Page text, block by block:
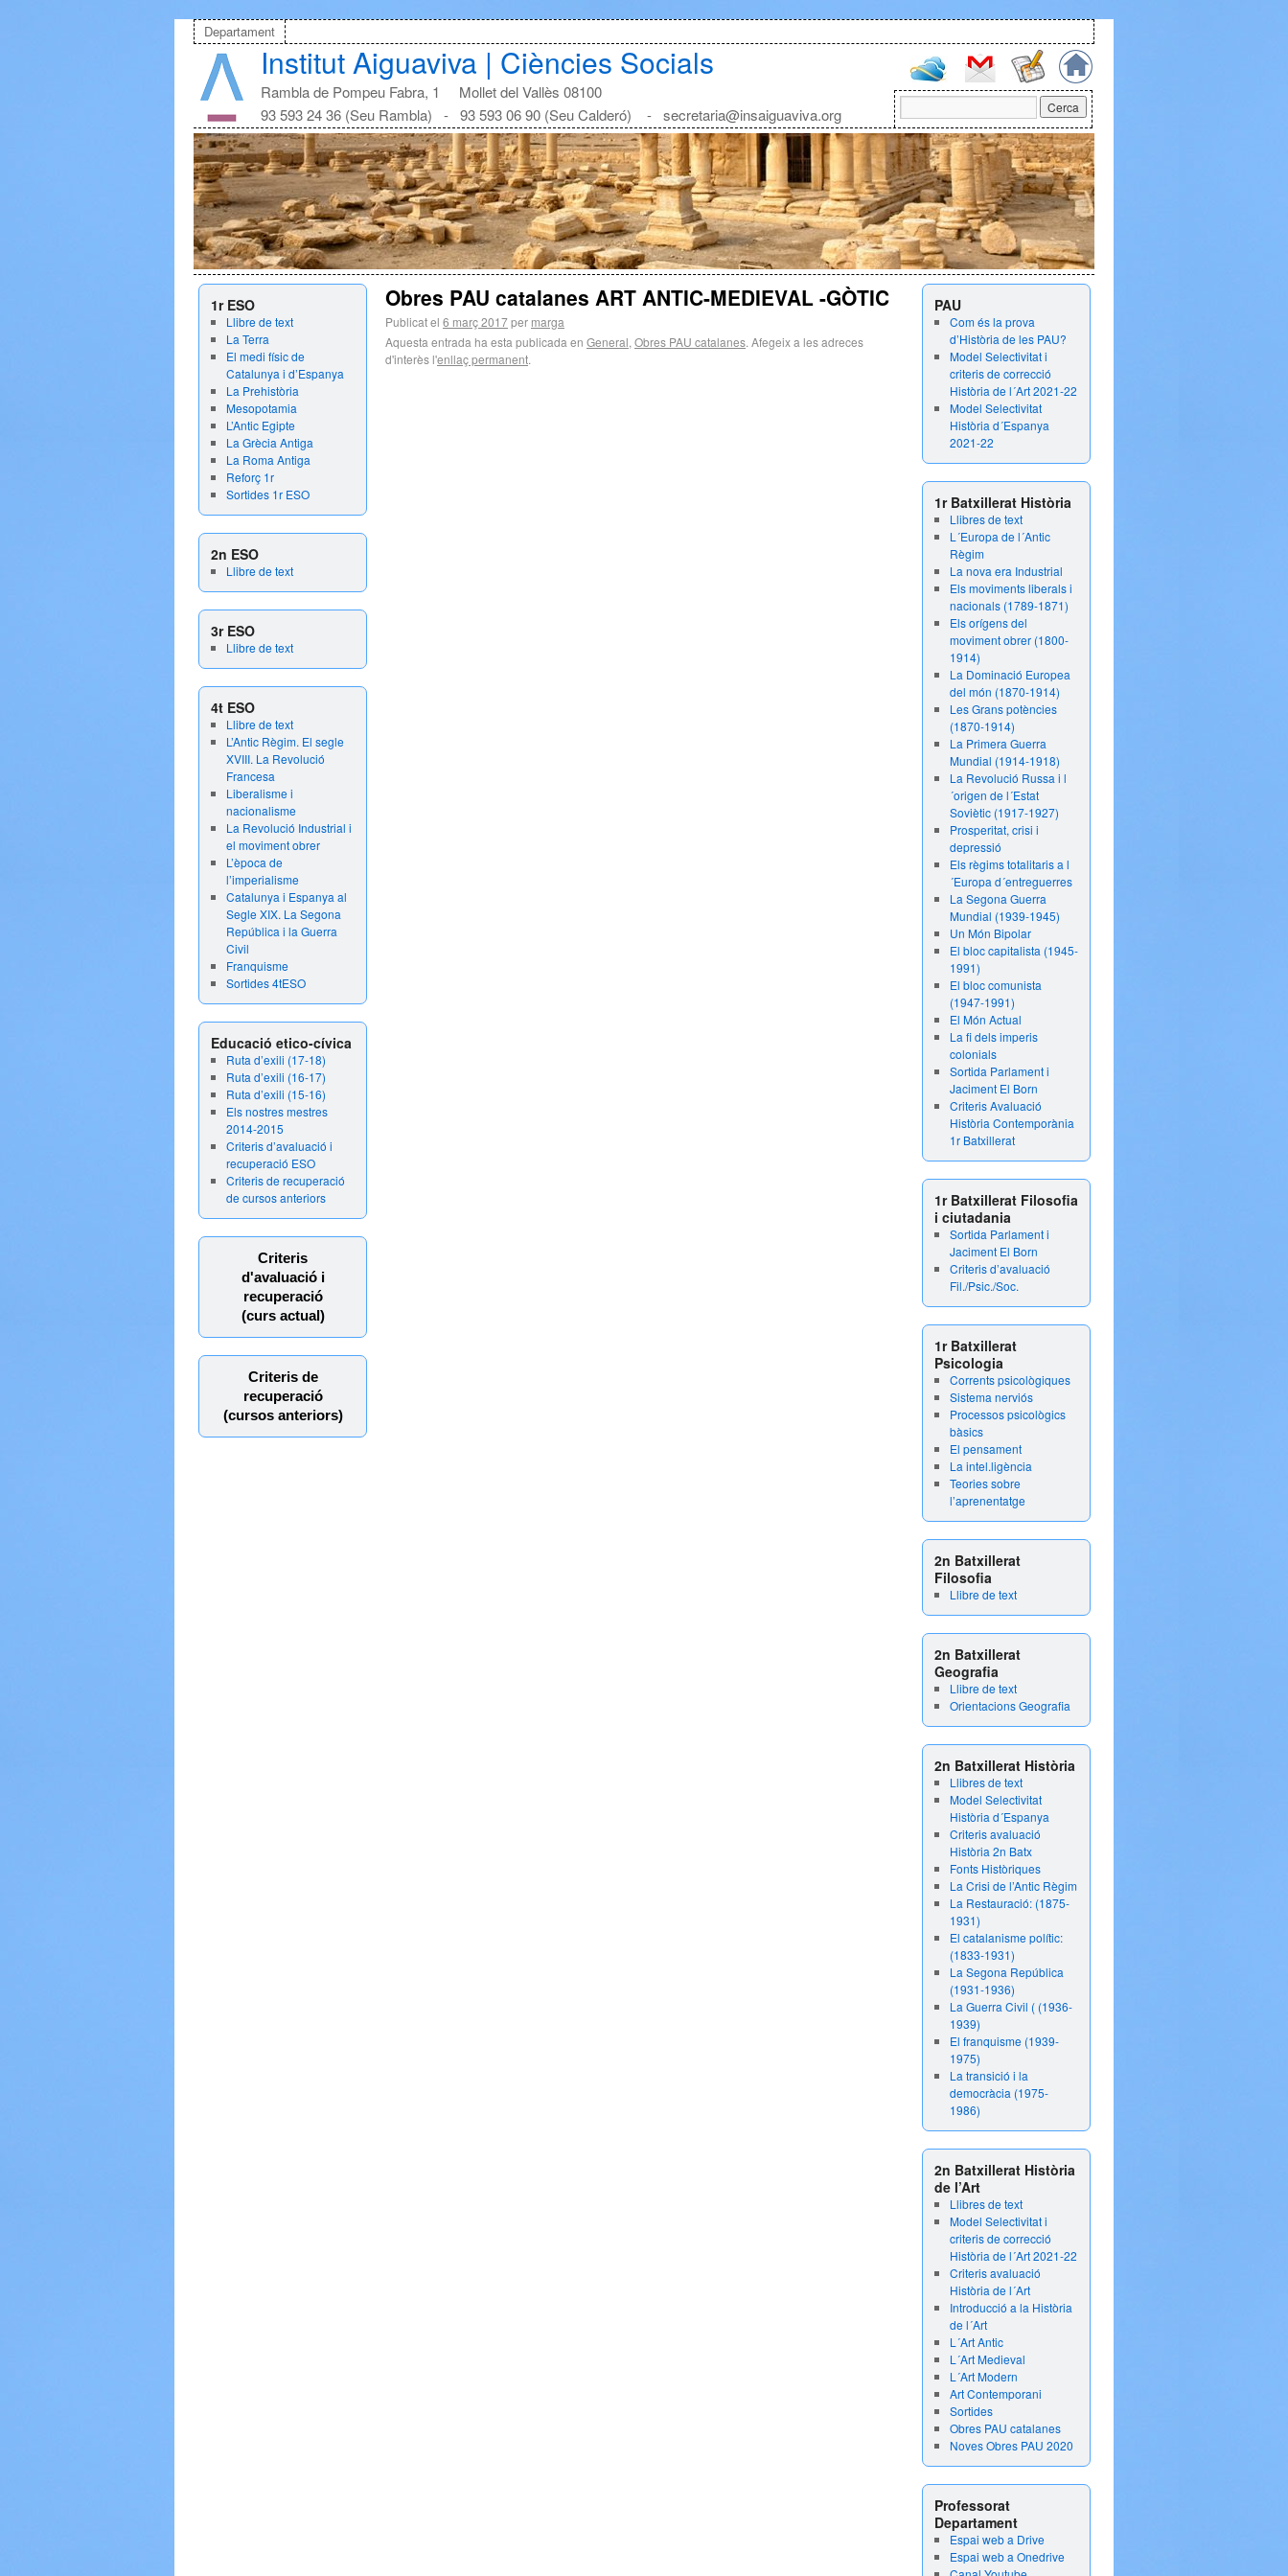
Departament
Institut Aiguaviva | Ciències Socials
Rambla de Pompeu Fabra, 1 Mollet del Vallès 08100
93 593 24 36 (Seu Rambla) - 93 593 06 90 (Seu Calderó) - secretaria@insaiguaviva.org
1r ESO
Llibre de text
La Terra
El medi físic de
Catalunya i d’Espanya
La Prehistòria
Mesopotamia
L’Antic Egipte
La Grècia Antiga
La Roma Antiga
Reforç 1r
Sortides 1r ESO
2n ESO
Llibre de text
3r ESO
Llibre de text
4t ESO
Llibre de text
L’Antic Règim. El segle
XVIII. La Revolució
Francesa
Liberalisme i
nacionalisme
La Revolució Industrial i
el moviment obrer
L’època de
l’imperialisme
Catalunya i Espanya al
Segle XIX. La Segona
República i la Guerra
Civil
Franquisme
Sortides 4tESO
Educació etico-cívica
Ruta d’exili (17-18)
Ruta d’exili (16-17)
Ruta d’exili (15-16)
Els nostres mestres
2014-2015
Criteris d’avaluació i
recuperació ESO
Criteris de recuperació
de cursos anteriors
Criteris
d'avaluació i
recuperació
(curs actual)
Criteris de
recuperació
(cursos anteriors)
PAU
Com és la prova
d’Història de les PAU?
Model Selectivitat i
criteris de correcció
Història de l´Art 2021-22
Model Selectivitat
Història d´Espanya
2021-22
1r Batxillerat Història
Llibres de text
L´Europa de l´Antic
Règim
La nova era Industrial
Els moviments liberals i
nacionals (1789-1871)
Els orígens del
moviment obrer (1800-
1914)
La Dominació Europea
del món (1870-1914)
Les Grans potències
(1870-1914)
La Primera Guerra
Mundial (1914-1918)
La Revolució Russa i l
´origen de l´Estat
Soviètic (1917-1927)
Prosperitat, crisi i
depressió
Els règims totalitaris a l
´Europa d´entreguerres
La Segona Guerra
Mundial (1939-1945)
Un Món Bipolar
El bloc capitalista (1945-
1991)
El bloc comunista
(1947-1991)
El Món Actual
La fi dels imperis
colonials
Sortida Parlament i
Jaciment El Born
Criteris Avaluació
Història Contemporània
1r Batxillerat
1r Batxillerat Filosofia
i ciutadania
Sortida Parlament i
Jaciment El Born
Criteris d’avaluació
Fil./Psic./Soc.
1r Batxillerat
Psicologia
Corrents psicològiques
Sistema nerviós
Processos psicològics
bàsics
El pensament
La intel.ligència
Teories sobre
l’aprenentatge
2n Batxillerat
Filosofia
Llibre de text
2n Batxillerat
Geografia
Llibre de text
Orientacions Geografia
2n Batxillerat Història
Llibres de text
Model Selectivitat
Història d´Espanya
Criteris avaluació
Història 2n Batx
Fonts Històriques
La Crisi de l’Antic Règim
La Restauració: (1875-
1931)
El catalanisme polític:
(1833-1931)
La Segona República
(1931-1936)
La Guerra Civil ( (1936-
1939)
El franquisme (1939-
1975)
La transició i la
democràcia (1975-
1986)
2n Batxillerat Història
de l’Art
Llibres de text
Model Selectivitat i
criteris de correcció
Història de l´Art 2021-22
Criteris avaluació
Història de l´Art
Introducció a la Història
de l´Art
L´Art Antic
L´Art Medieval
L´Art Modern
Art Contemporani
Sortides
Obres PAU catalanes
Noves Obres PAU 2020
Professorat
Departament
Espai web a Drive
Espai web a Onedrive
Obres PAU catalanes ART ANTIC-MEDIEVAL -GÒTIC
Publicat el 6 març 2017per marga
Aquesta entrada ha esta publicada en General, Obres PAU catalanes. Afegeix a les adreces
d'interès l'enllaç permanent.